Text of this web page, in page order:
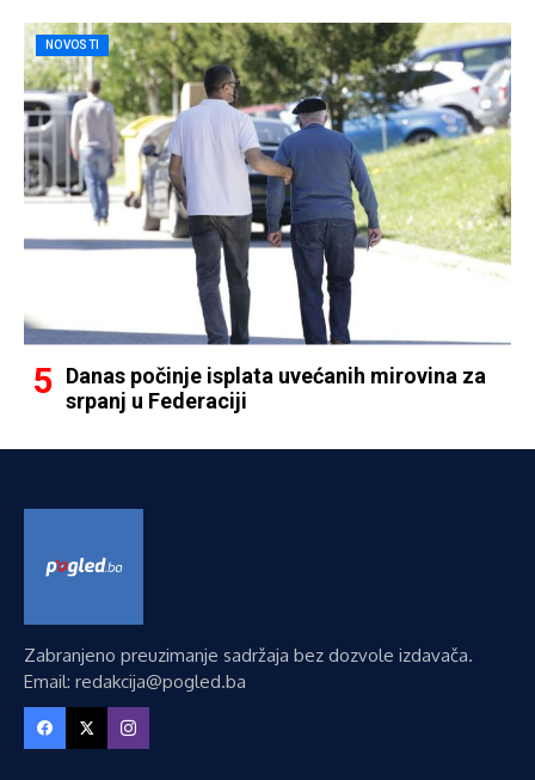
NOVOSTI
Danas počinje isplata uvećanih mirovina za
srpanj u Federaciji
Zabranjeno preuzimanje sadržaja bez dozvole izdavača.
Email: redakcija@pogled.ba